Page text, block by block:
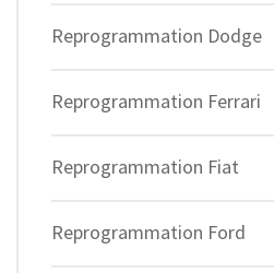
Reprogrammation Dodge
Reprogrammation Ferrari
Reprogrammation Fiat
Reprogrammation Ford